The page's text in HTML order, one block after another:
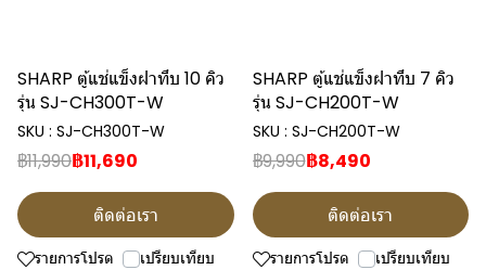
SHARP ตู้แช่แข็งฝาทึบ 10 คิว
รุ่น SJ-CH300T-W
SKU : SJ-CH300T-W
฿11,990฿11,690
ติดต่อเรา
รายการโปรด เปรียบเทียบ
SHARP ตู้แช่แข็งฝาทึบ 7 คิว
รุ่น SJ-CH200T-W
SKU : SJ-CH200T-W
฿9,990฿8,490
ติดต่อเรา
รายการโปรด เปรียบเทียบ